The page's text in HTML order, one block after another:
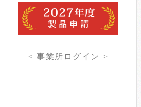
< 事業所ログイン >